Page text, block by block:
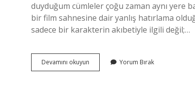
duyduğum cümleler çoğu zaman aynı yere
bir film sahnesine dair yanlış hatırlama
sadece bir karakterin akıbetiyle ilgili değil;…
Devamını okuyun Kolpaçino
Tunç
Yorum Bırak